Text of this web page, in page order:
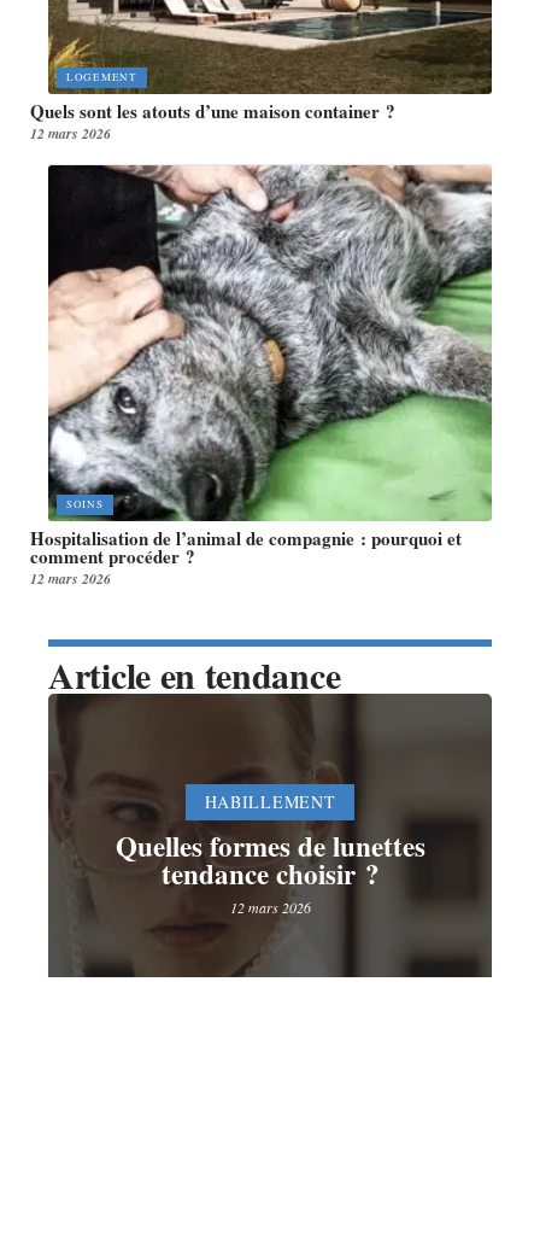
LOGEMENT
Quels sont les atouts d’une maison container ?
12 mars 2026
SOINS
Hospitalisation de l’animal de compagnie : pourquoi et
comment procéder ?
12 mars 2026
Article en tendance
HABILLEMENT
Quelles formes de lunettes
tendance choisir ?
12 mars 2026